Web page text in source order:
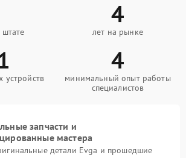
4
лет на рынке
устройств
4
минимальный опыт работы
специалистов
запчасти и
мастера
детали Evga и прошедшие